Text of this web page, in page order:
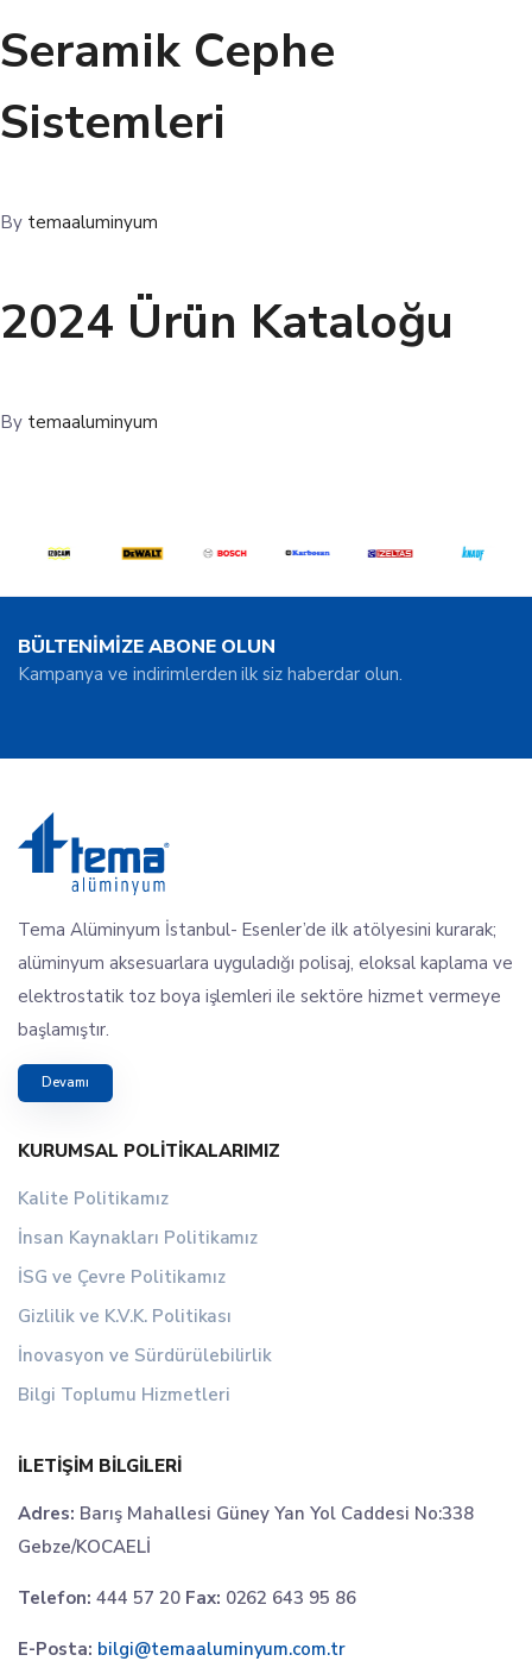
Seramik Cephe
Sistemleri
By temaaluminyum
2024 Ürün Kataloğu
By temaaluminyum
BÜLTENİMİZE ABONE OLUN
Kampanya ve indirimlerden ilk siz haberdar olun.
Tema Alüminyum İstanbul- Esenler’de ilk atölyesini kurarak;
alüminyum aksesuarlara uyguladığı polisaj, eloksal kaplama ve
elektrostatik toz boya işlemleri ile sektöre hizmet vermeye
başlamıştır.
Devamı
KURUMSAL POLITIKALARIMIZ
Kalite Politikamız
İnsan Kaynakları Politikamız
İSG ve Çevre Politikamız
Gizlilik ve K.V.K. Politikası
İnovasyon ve Sürdürülebilirlik
Bilgi Toplumu Hizmetleri
İLETIŞIM BILGILERI
Adres: Barış Mahallesi Güney Yan Yol Caddesi No:338
Gebze/KOCAELİ
Telefon: 444 57 20 Fax: 0262 643 95 86
E-Posta: bilgi@temaaluminyum.com.tr